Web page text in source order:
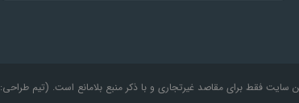
فقط برای مقاصد غیرتجاری و با ذکر منبع بلامانع است. (تیم طراحی: